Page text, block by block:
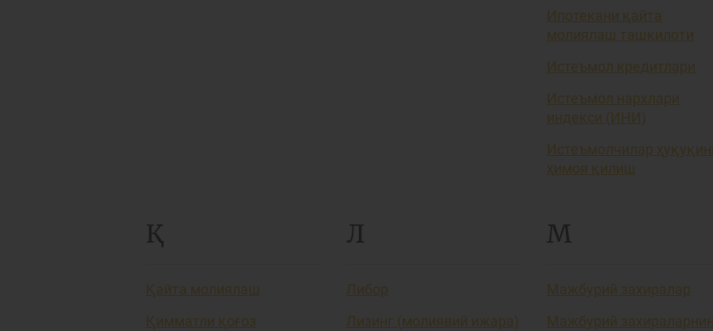
Ипотекани қайта
молиялаш ташкилоти
Истеъмол кредитлари
Истеъмол нархлари
индекси (ИНИ)
Истеъмолчилар
ҳимоя қилиш
Қ
Қайта молиялаш
Қимматли қоғоз
Л
Либор
Лизинг (молиявий ижара)
М
Мажбурий захиралар
Мажбурий